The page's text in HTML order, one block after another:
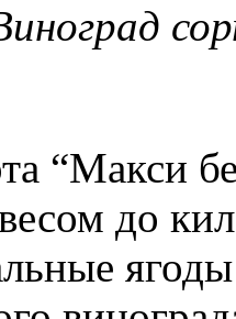
“Макси
до